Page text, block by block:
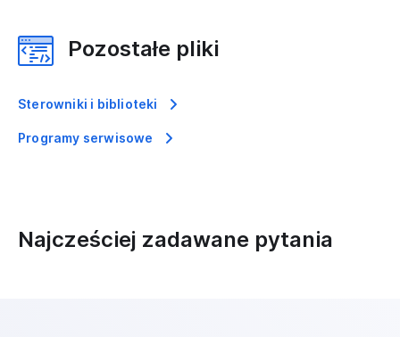
Najcześciej zadawane pytania
Pozostałe pliki
Sterowniki i biblioteki
Programy serwisowe